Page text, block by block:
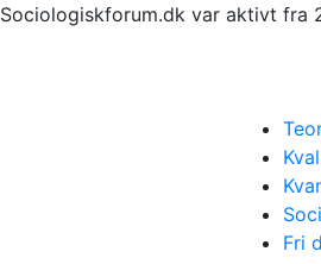
Sociologiskforum.dk var aktivt fra
Fri